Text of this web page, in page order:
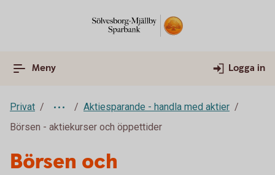
Meny Logga in
Privat
Aktiesparande - handla med aktier
Börsen - aktiekurser och öppettider
Börsen och